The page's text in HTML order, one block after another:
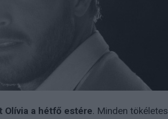
Olívia a hétfő estére. Minden tökéletes